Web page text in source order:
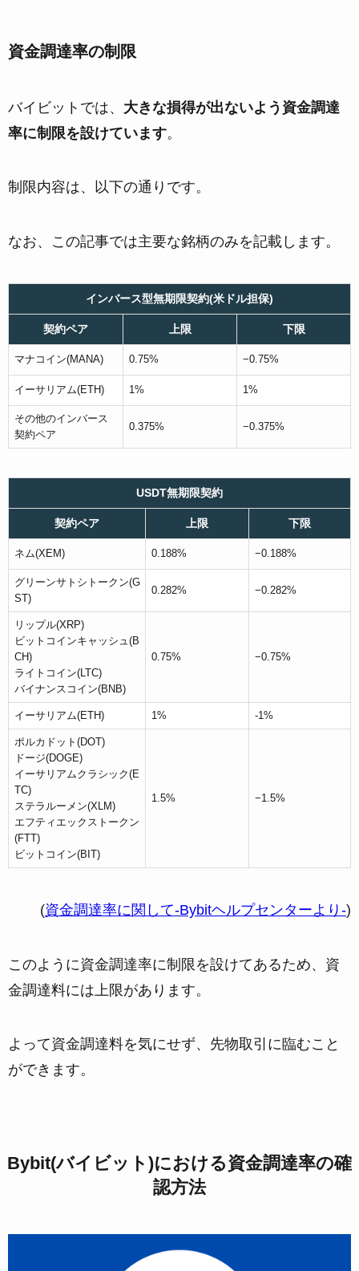
資金調達率の制限
バイビットでは、 大きな損得が出ないよう資金調達
率に制限を設けています。
制限内容は、以下の通りです。
なお、この記事では主要な銘柄のみを記載します。
インバース型無期限契約(米ドル担保)
契約ペア 上限 下限
マナコイン(MANA) 0.75% −0.75%
イーサリアム(ETH) 1% 1%
その他のインバース
契約ペア
0.375% −0.375%
USDT無期限契約
契約ペア 上限 下限
ネム(XEM) 0.188% −0.188%
グリーンサトシトークン(G
ST)
0.282% −0.282%
リップル(XRP)
ビットコインキャッシュ(B
CH)
ライトコイン(LTC)
バイナンスコイン(BNB)
0.75% −0.75%
イーサリアム(ETH) 1% -1%
ポルカドット(DOT)
ドージ(DOGE)
イーサリアムクラシック(E
TC)
ステラルーメン(XLM)
エフティエックストークン
(FTT)
ビットコイン(BIT)
1.5% −1.5%
(資金調達率に関して-Bybitヘルプセンターより-)
このように資金調達率に制限を設けてあるため、資
金調達料には上限があります。
よって資金調達料を気にせず、先物取引に臨むこと
ができます。
Bybit(バイビット)における資金調達率の確
認方法